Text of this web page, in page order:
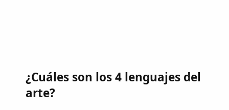
¿Cuáles son los 4 lenguajes del
arte?